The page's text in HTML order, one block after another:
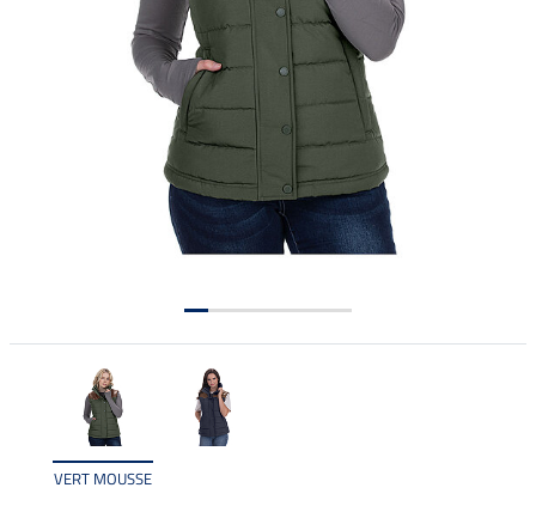
VERT MOUSSE